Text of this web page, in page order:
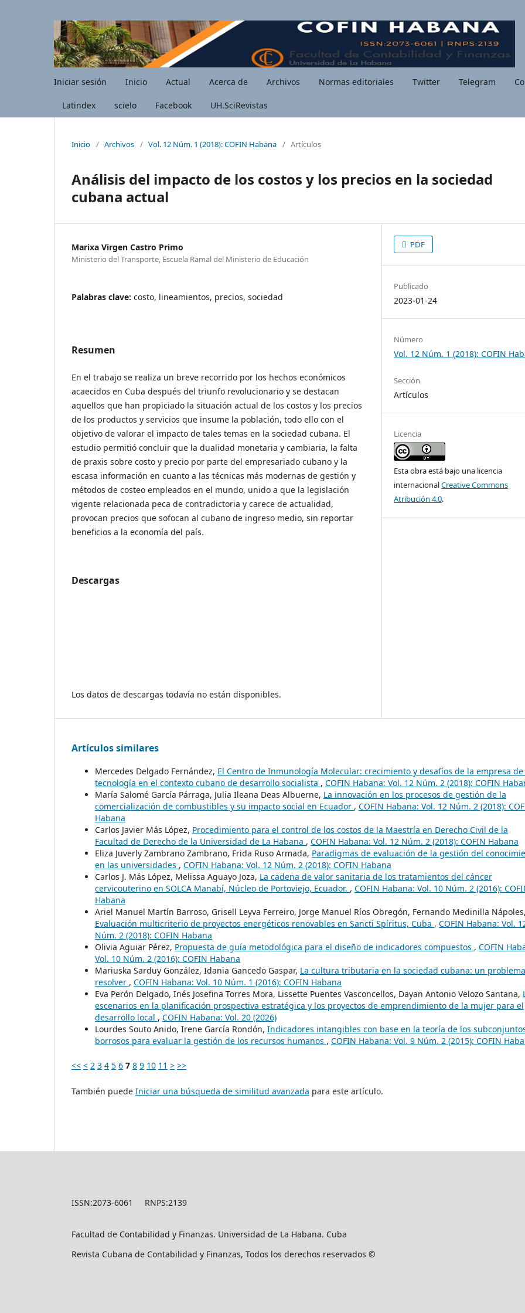
Iniciar sesión Inicio Actual Acerca de Archivos Normas editoriales Twitter Telegram
Latindex scielo Facebook UH.SciRevistas
Inicio / Archivos / Vol. 12 Núm. 1 (2018): COFIN Habana / Artículos
Análisis del impacto de los costos y los precios en la sociedad
cubana actual
Marixa Virgen Castro Primo
Ministerio del Transporte, Escuela Ramal del Ministerio de Educación
Palabras clave: costo, lineamientos, precios, sociedad
Resumen
En el trabajo se realiza un breve recorrido por los hechos económicos
acaecidos en Cuba después del triunfo revolucionario y se destacan
aquellos que han propiciado la situación actual de los costos y los precios
de los productos y servicios que insume la población, todo ello con el
objetivo de valorar el impacto de tales temas en la sociedad cubana. El
estudio permitió concluir que la dualidad monetaria y cambiaria, la falta
de praxis sobre costo y precio por parte del empresariado cubano y la
escasa información en cuanto a las técnicas más modernas de gestión y
métodos de costeo empleados en el mundo, unido a que la legislación
vigente relacionada peca de contradictoria y carece de actualidad,
provocan precios que sofocan al cubano de ingreso medio, sin reportar
beneficios a la economía del país.
Descargas
Los datos de descargas todavía no están disponibles.
PDF
Publicado
2023-01-24
Número
Vol. 12 Núm. 1 (2018): COFIN
Sección
Artículos
Licencia
Esta obra está bajo una licencia
internacionalCreative Commons
Atribución 4.0.
Artículos similares
Mercedes Delgado Fernández, El Centro de Inmunología Molecular: crecimiento y desafíos de la empresa de
tecnología en el contexto cubano de desarrollo socialista , COFIN Habana: Vol. 12 Núm. 2 (2018): COFIN
María Salomé García Párraga, Julia Ileana Deas Albuerne, La innovación en los procesos de gestión de la
comercialización de combustibles y su impacto social en Ecuador , COFIN Habana: Vol. 12 Núm. 2 (2018):
Habana
Carlos Javier Más López, Procedimiento para el control de los costos de la Maestría en Derecho Civil de la
Facultad de Derecho de la Universidad de La Habana , COFIN Habana: Vol. 12 Núm. 2 (2018): COFIN Habana
Eliza Juverly Zambrano Zambrano, Frida Ruso Armada, Paradigmas de evaluación de la gestión del
en las universidades , COFIN Habana: Vol. 12 Núm. 2 (2018): COFIN Habana
Carlos J. Más López, Melissa Aguayo Joza, La cadena de valor sanitaria de los tratamientos del cáncer
cervicouterino en SOLCA Manabí, Núcleo de Portoviejo, Ecuador. , COFIN Habana: Vol. 10 Núm. 2 (2016):
Habana
Ariel Manuel Martín Barroso, Grisell Leyva Ferreiro, Jorge Manuel Ríos Obregón, Fernando Medinilla Nápoles,
Evaluación multicriterio de proyectos energéticos renovables en Sancti Spíritus, Cuba , COFIN Habana: Vol.
Núm. 2 (2018): COFIN Habana
Olivia Aguiar Pérez, Propuesta de guía metodológica para el diseño de indicadores compuestos , COFIN
Vol. 10 Núm. 2 (2016): COFIN Habana
Mariuska Sarduy González, Idania Gancedo Gaspar, La cultura tributaria en la sociedad cubana: un
resolver , COFIN Habana: Vol. 10 Núm. 1 (2016): COFIN Habana
Eva Perón Delgado, Inés Josefina Torres Mora, Lissette Puentes Vasconcellos, Dayan Antonio Velozo Santana,
escenarios en la planificación prospectiva estratégica y los proyectos de emprendimiento de la mujer para el
desarrollo local , COFIN Habana: Vol. 20 (2026)
Lourdes Souto Anido, Irene García Rondón, Indicadores intangibles con base en la teoría de los
borrosos para evaluar la gestión de los recursos humanos , COFIN Habana: Vol. 9 Núm. 2 (2015): COFIN
<< < 2 3 4 5 6 7 8 9 10 11 > >>
También puede Iniciar una búsqueda de similitud avanzada para este artículo.
ISSN:2073-6061 RNPS:2139
Facultad de Contabilidad y Finanzas. Universidad de La Habana. Cuba
Revista Cubana de Contabilidad y Finanzas, Todos los derechos reservados ©